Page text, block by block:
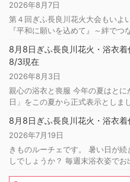
2026年8月7日
第４回ぎふ長良川花火大会もいよ
『平和に願いを込めて』～絆で
8月8日ぎふ長良川花火・浴衣
8/3現在
2026年8月3日
親心の浴衣と喪服 今年の夏はと
日」をこの夏から正式表示とし
8月8日ぎふ長良川花火・浴衣
2026年7月19日
きものルーチェです。 暑い日が
しでしょうか？ 毎週末浴衣姿で